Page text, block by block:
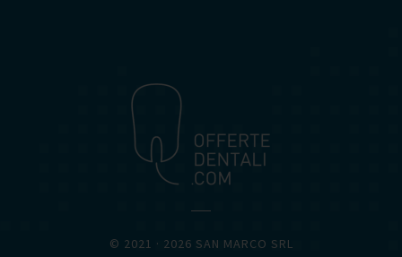
© 2021 · 2026 SAN MARCO SRL